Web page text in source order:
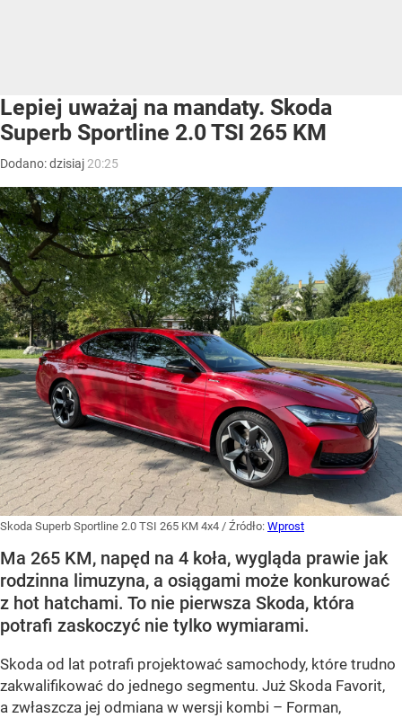
Lepiej uważaj na mandaty. Skoda
Superb Sportline 2.0 TSI 265 KM
Dodano:dzisiaj 20:25
Skoda Superb Sportline 2.0 TSI 265 KM 4x4 / Źródło: Wprost
Ma 265 KM, napęd na 4 koła, wygląda prawie jak
rodzinna limuzyna, a osiągami może konkurować
z hot hatchami. To nie pierwsza Skoda, która
potrafi zaskoczyć nie tylko wymiarami.
Skoda od lat potrafi projektować samochody, które trudno
zakwalifikować do jednego segmentu. Już Skoda Favorit,
a zwłaszcza jej odmiana w wersji kombi – Forman,